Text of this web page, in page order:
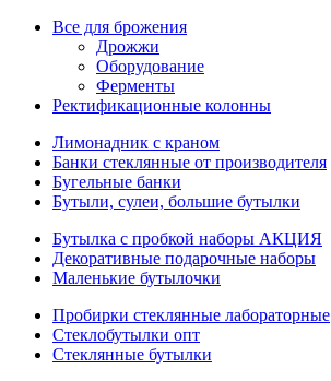
Все для брожения
Дрожжи
Оборудование
Ферменты
Ректификационные колонны
Лимонадник с краном
Банки стеклянные от производителя
Бугельные банки
Бутыли, сулеи, большие бутылки
Бутылка с пробкой наборы АКЦИЯ
Декоративные подарочные наборы
Маленькие бутылочки
Пробирки стеклянные лабораторные
Стеклобутылки опт
Стеклянные бутылки